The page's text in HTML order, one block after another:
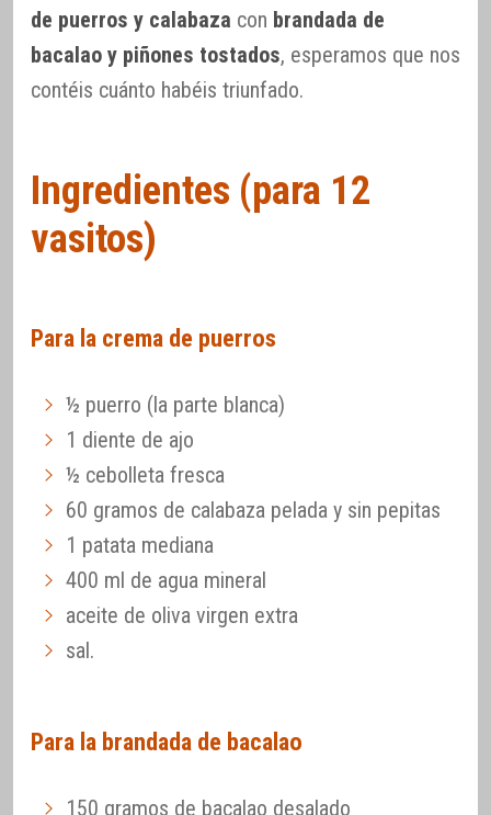
de puerros y calabaza con brandada de
bacalao y piñones tostados, esperamos que nos
contéis cuánto habéis triunfado.
Ingredientes (para 12
vasitos)
Para la crema de puerros
½ puerro (la parte blanca)
1 diente de ajo
½ cebolleta fresca
60 gramos de calabaza pelada y sin pepitas
1 patata mediana
400 ml de agua mineral
aceite de oliva virgen extra
sal.
Para la brandada de bacalao
150 gramos de bacalao desalado